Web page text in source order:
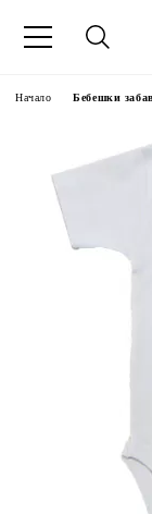
Начало Бебешки